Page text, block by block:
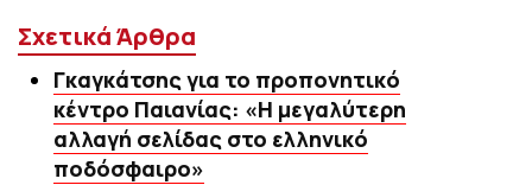
Σχετικά Άρθρα
Γκαγκάτσης για το προπονητικό
κέντρο Παιανίας: «Η μεγαλύτερη
αλλαγή σελίδας στο ελληνικό
ποδόσφαιρο»